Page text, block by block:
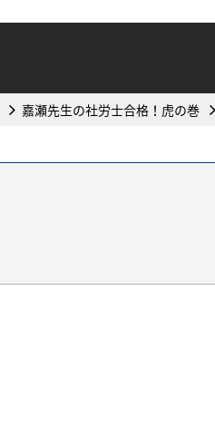
嘉瀬先生の社労士合格！虎の巻